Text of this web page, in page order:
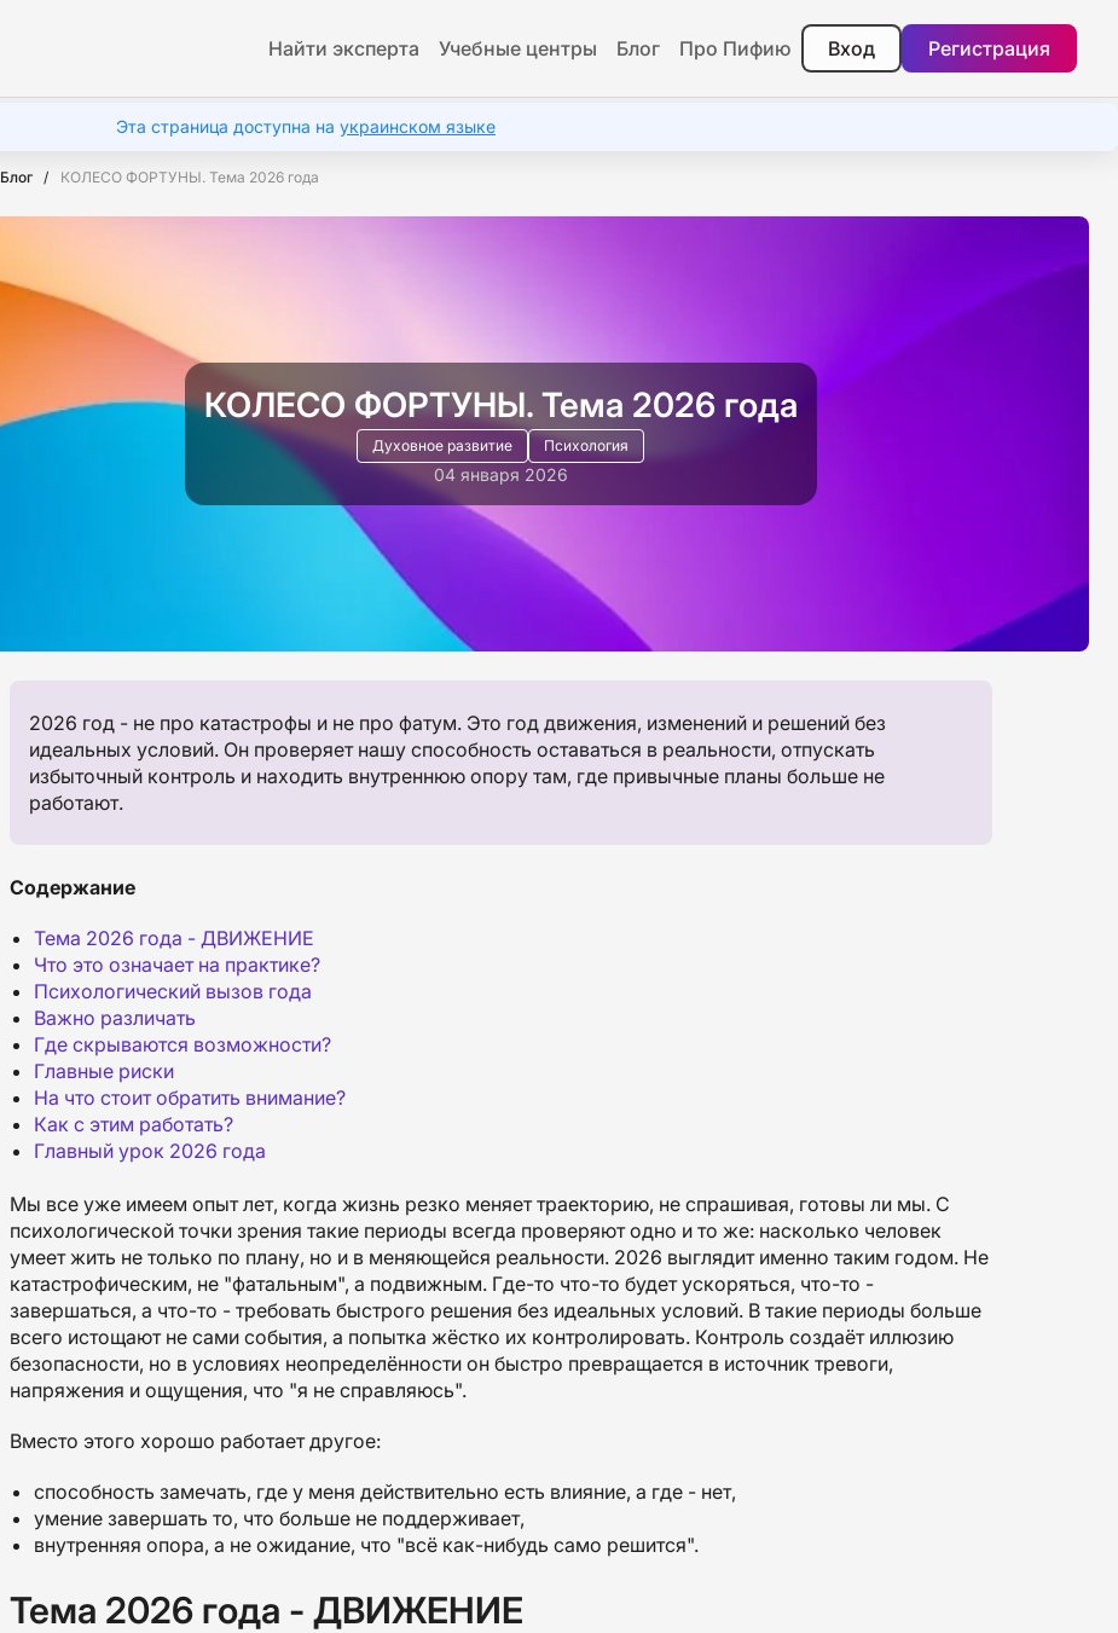
Найти эксперта Учебные центры Блог Про Пифию Вход Регистрация
Эта страница доступна на украинском языке
Блог КОЛЕСО ФОРТУНЫ. Тема 2026 года
КОЛЕСО ФОРТУНЫ. Тема 2026 года
Духовное развитие Психология
04 января 2026
2026 год - не про катастрофы и не про фатум. Это год движения, изменений и решений без
идеальных условий. Он проверяет нашу способность оставаться в реальности, отпускать
избыточный контроль и находить внутреннюю опору там, где привычные планы больше не
работают.
Содержание
Тема 2026 года - ДВИЖЕНИЕ
Что это означает на практике?
Психологический вызов года
Важно различать
Где скрываются возможности?
Главные риски
На что стоит обратить внимание?
Как с этим работать?
Главный урок 2026 года
Мы все уже имеем опыт лет, когда жизнь резко меняет траекторию, не спрашивая, готовы ли мы. С
психологической точки зрения такие периоды всегда проверяют одно и то же: насколько человек
умеет жить не только по плану, но и в меняющейся реальности. 2026 выглядит именно таким годом. Не
катастрофическим, не "фатальным", а подвижным. Где-то что-то будет ускоряться, что-то -
завершаться, а что-то - требовать быстрого решения без идеальных условий. В такие периоды больше
всего истощают не сами события, а попытка жёстко их контролировать. Контроль создаёт иллюзию
безопасности, но в условиях неопределённости он быстро превращается в источник тревоги,
напряжения и ощущения, что "я не справляюсь".
Вместо этого хорошо работает другое:
способность замечать, где у меня действительно есть влияние, а где - нет,
умение завершать то, что больше не поддерживает,
внутренняя опора, а не ожидание, что "всё как-нибудь само решится".
Тема 2026 года - ДВИЖЕНИЕ